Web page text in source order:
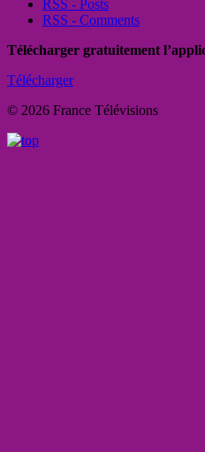
RSS - Posts
RSS - Comments
Télécharger gratuitement
Télécharger
© 2026 France Télévisions